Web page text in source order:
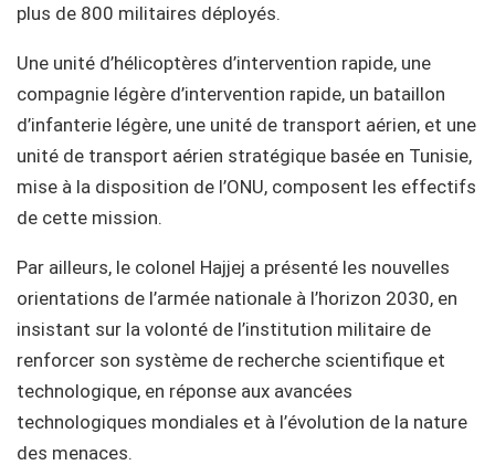
plus de 800 militaires déployés.
Une unité d’hélicoptères d’intervention rapide, une
compagnie légère d’intervention rapide, un bataillon
d’infanterie légère, une unité de transport aérien, et une
unité de transport aérien stratégique basée en Tunisie,
mise à la disposition de l’ONU, composent les effectifs
de cette mission.
Par ailleurs, le colonel Hajjej a présenté les nouvelles
orientations de l’armée nationale à l’horizon 2030, en
insistant sur la volonté de l’institution militaire de
renforcer son système de recherche scientifique et
technologique, en réponse aux avancées
technologiques mondiales et à l’évolution de la nature
des menaces.